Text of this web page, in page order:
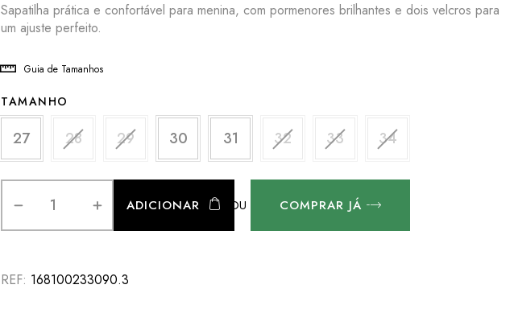
Sapatilha prática e confortável para menina, com pormenores brilhantes e dois velcros para
um ajuste perfeito.
Guia de Tamanhos
TAMANHO
27 28 29 30 31 32 33 34
ADICIONAR OU COMPRAR JÁ
REF: 168100233090.3